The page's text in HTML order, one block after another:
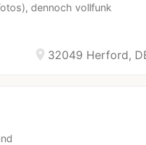
dennoch vollfunk
location_on 32049 Herford,